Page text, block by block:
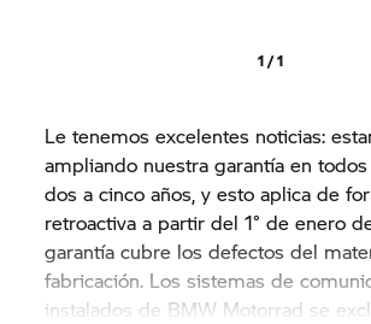
1 / 1
Le tenemos excelentes noticias:
ampliando nuestra garantía en
dos a cinco años, y esto aplica de
retroactiva a partir del 1° de enero
garantía cubre los defectos del
fabricación. Los sistemas de
instalados de BMW Motorrad se